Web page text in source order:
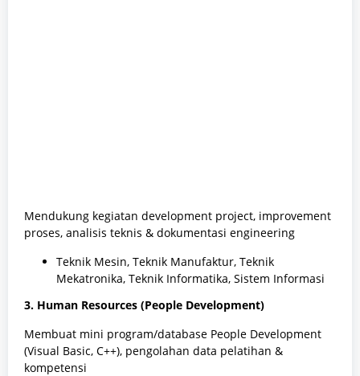
Mendukung kegiatan development project, improvement
proses, analisis teknis & dokumentasi engineering
Teknik Mesin, Teknik Manufaktur, Teknik
Mekatronika, Teknik Informatika, Sistem Informasi
3. Human Resources (People Development)
Membuat mini program/database People Development
(Visual Basic, C++), pengolahan data pelatihan &
kompetensi